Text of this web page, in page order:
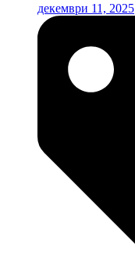
декември 11, 2025